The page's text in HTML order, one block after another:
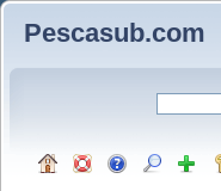
Pescasub.com